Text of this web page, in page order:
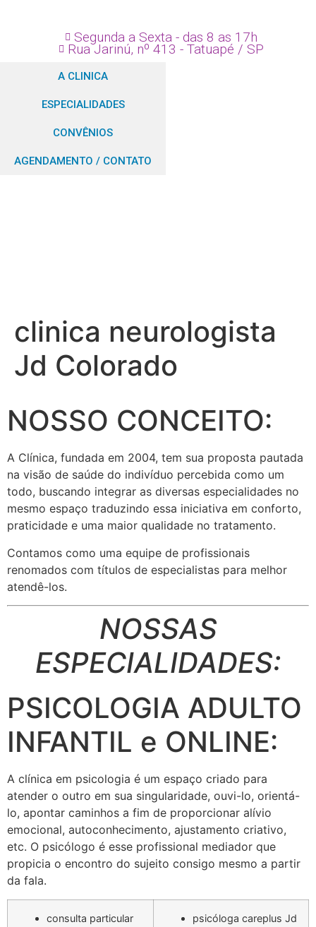
Segunda a Sexta - das 8 as 17h
Rua Jarinú, nº 413 - Tatuapé / SP
A CLINICA
ESPECIALIDADES
CONVÊNIOS
AGENDAMENTO / CONTATO
clinica neurologista
Jd Colorado
NOSSO CONCEITO:
A Clínica, fundada em 2004, tem sua proposta pautada
na visão de saúde do indivíduo percebida como um
todo, buscando integrar as diversas especialidades no
mesmo espaço traduzindo essa iniciativa em conforto,
praticidade e uma maior qualidade no tratamento.
Contamos como uma equipe de profissionais
renomados com títulos de especialistas para melhor
atendê-los.
NOSSAS
ESPECIALIDADES:
PSICOLOGIA ADULTO
INFANTIL e ONLINE:
A clínica em psicologia é um espaço criado para
atender o outro em sua singularidade, ouvi-lo, orientá-
lo, apontar caminhos a fim de proporcionar alívio
emocional, autoconhecimento, ajustamento criativo,
etc. O psicólogo é esse profissional mediador que
propicia o encontro do sujeito consigo mesmo a partir
da fala.
consulta particular
psicóloga careplus Jd